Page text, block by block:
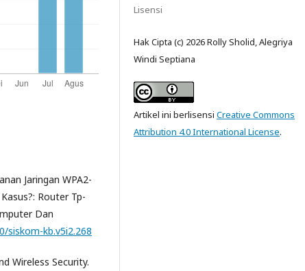
Jaringan WPA2-
Router Tp-
Dan
siskom-kb.v5i2.268
Wireless Security.
Lisensi
Hak Cipta (c) 2026 Rolly Sholid, Alegriya
Windi Septiana
Artikel ini berlisensi Creative Commons
Attribution 4.0 International License.